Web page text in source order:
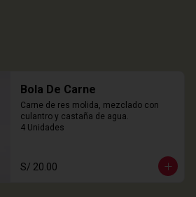
Bola De Carne
Carne de res molida, mezclado con
culantro y castaña de agua.
4 Unidades
S/ 20.00